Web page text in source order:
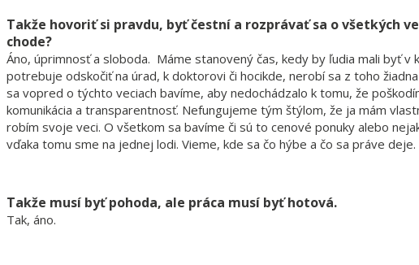
Takže hovoriť si pravdu, byť čestní a rozprávať sa o všetkých
chode?
Áno, úprimnosť a sloboda. Máme stanovený čas, kedy by ľudia mali byť v
potrebuje odskočiť na úrad, k doktorovi či hocikde, nerobí sa z toho
sa vopred o týchto veciach bavíme, aby nedochádzalo k tomu, že
komunikácia a transparentnosť. Nefungujeme tým štýlom, že ja mám
robím svoje veci. O všetkom sa bavíme či sú to cenové ponuky alebo
vďaka tomu sme na jednej lodi. Vieme, kde sa čo hýbe a čo sa práve
Takže musí byť pohoda, ale práca musí byť hotová.
Tak, áno.